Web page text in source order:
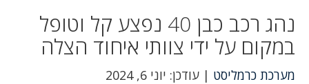
נהג רכב כבן 40 נפצע קל וטופל
במקום על ידי צוותי איחוד הצלה
מערכת כרמליסט | עודכן: יוני 6, 2024